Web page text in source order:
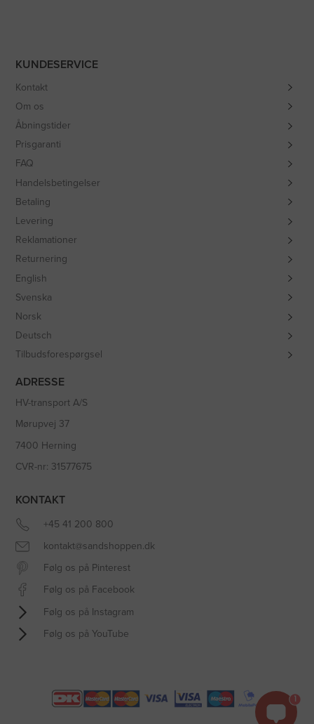
KUNDESERVICE
Kontakt
Om os
Åbningstider
Prisgaranti
FAQ
Handelsbetingelser
Betaling
Levering
Reklamationer
Returnering
English
Svenska
Norsk
Deutsch
Tilbudsforespørgsel
ADRESSE
HV-transport A/S
Mørupvej 37
7400 Herning
CVR-nr: 31577675
KONTAKT
+45 41 200 800
kontakt@sandshoppen.dk
Følg os på Pinterest
Følg os på Facebook
Følg os på Instagram
Følg os på YouTube
1